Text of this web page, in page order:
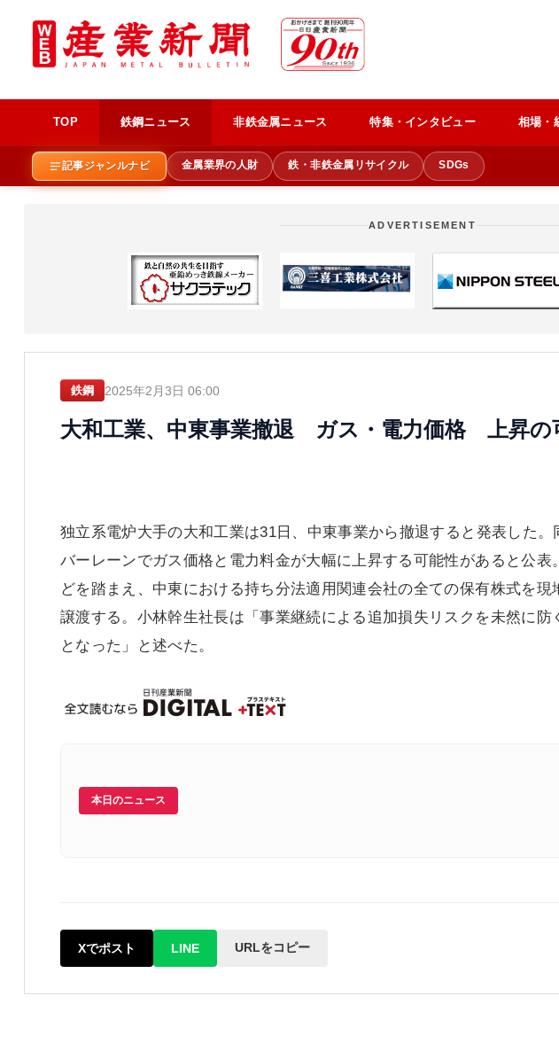
TOP 鉄鋼ニュース 非鉄金属ニュース 特集・インタビュー 相場・
記事ジャンルナビ 金属業界の人財 鉄・非鉄金属リサイクル SDGs
ADVERTISEMENT
鉄鋼 2025年2月3日 06:00
大和工業、中東事業撤退 ガス・電力価格 上昇の
独立系電炉大手の大和工業は31日、中東事業から撤退すると発表した
バーレーンでガス価格と電力料金が大幅に上昇する可能性があると公
どを踏まえ、中東における持ち分法適用関連会社の全ての保有株式を
譲渡する。小林幹生社長は「事業継続による追加損失リスクを未然に
となった」と述べた。
本日のニュース
Xでポスト LINE URLをコピー